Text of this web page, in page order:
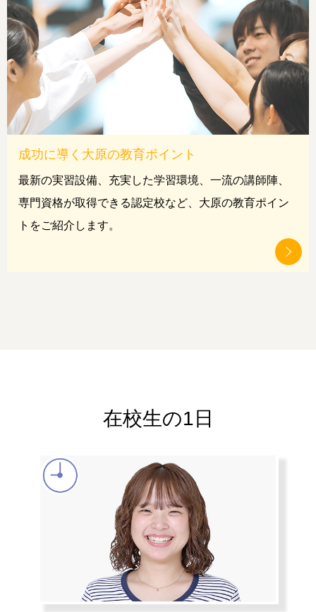
成功に導く大原の教育ポイント
最新の実習設備、充実した学習環境、一流の講師陣、
専門資格が取得できる認定校など、大原の教育ポイン
トをご紹介します。
在校生の1日